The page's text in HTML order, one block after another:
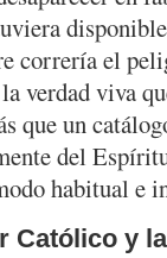
correría el
verdad viva
que un
del
habitual e
Católico y